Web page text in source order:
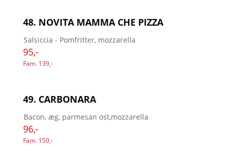
48. NOVITA MAMMA CHE PIZZA
Salsiccia - Pomfritter, mozzarella
95,-
Fam. 139,-
49. CARBONARA
Bacon, æg, parmesan ost,mozzarella
96,-
Fam. 150,-